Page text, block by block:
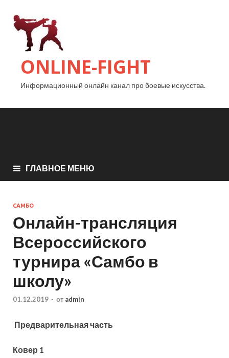
ONLINE-FIGHT
Информационный онлайн канал про боевые искусства.
ГЛАВНОЕ МЕНЮ
САМБО
Онлайн-трансляция
Всероссийского
турнира «Самбо в
школу»
01.12.2019 - от admin
Предварительная часть
Ковер 1